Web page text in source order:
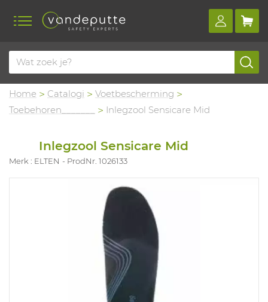
Home Catalogi
Voetbescherming
Toebehoren_______
Inlegzool Sensicare Mid
Inlegzool Sensicare Mid
Merk : ELTEN ProdNr. 1026133